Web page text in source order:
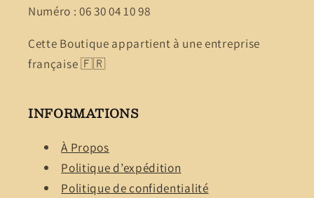
Numéro : 06 30 04 10 98
Cette Boutique appartient à une entreprise
française 🇫🇷
INFORMATIONS
À Propos
Politique d’expédition
Politique de confidentialité